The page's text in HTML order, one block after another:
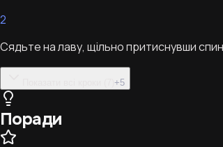
2
Сядьте на лаву, щільно притиснувши
+5
Поради